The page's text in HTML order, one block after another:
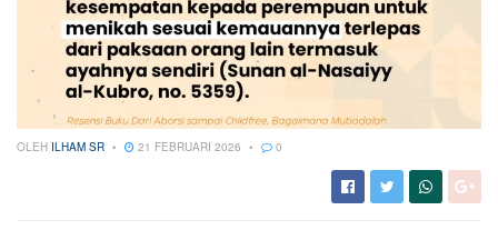
OLEH ILHAM SR 21 FEBRUARI 2026 0